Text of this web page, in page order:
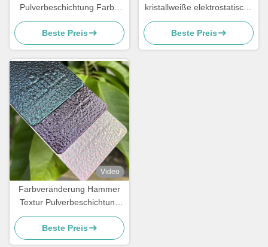
Pulverbeschichtung Farbe
Spiegelwirkung
Beste Preis
kristallweiße elektrostatische
Pulverbeschichtung
Polyester TGIC frei für
Architektur
Beste Preis
Video
Farbveränderung Hammer
Textur Pulverbeschichtung
für Metalloberfläche mit
kundenspezifischem Glanz
Beste Preis